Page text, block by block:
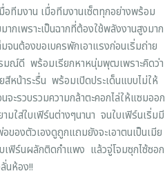
ทีมงาน เมื่อทีมงานเซ็ตทุกอย่างพร้อม
เพราะเป็นฉากที่ต้องใช้พลังงานสูงมาก
ต้องขอเบครพักเอาแรงก่อนเริ่มถ่าย
ณ์ดี พร้อมเรียกหาหนุ่มพุฒเพราะคิดว่า
หน้าระรื่น พร้อมเปิดประเด็นแบบไม่ให้
ะรวบรวมความกล้าตะคอกไล่ให้แซมออก
ใส่ใบเฟิร์นต่างๆนานา จนใบเฟิร์นเริ่มมี
องตัวเองดูถูกแถมยังจะเอาตนเป็นเมีย
เฟิร์นผลักติดกำแพง แล้วจู่โจมซุกไซ้ซอก
นห้อง!!